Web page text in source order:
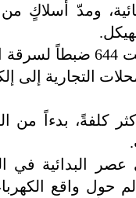
ومدّ أسلاكٍ
كلفةً، بدءاً
عصر البدائية
130 منظمةً حول العالم